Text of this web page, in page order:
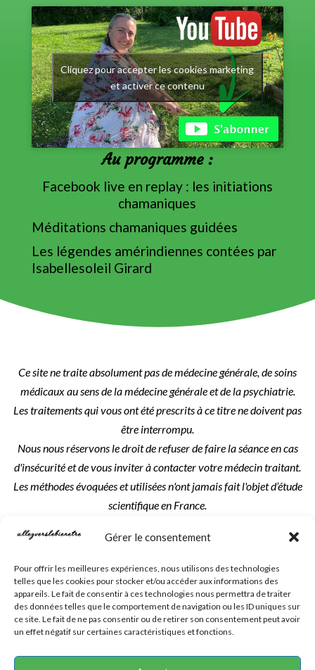
Gérer le consentement
Pour offrir les meilleures expériences, nous utilisons des technologies
telles que les cookies pour stocker et/ou accéder aux informations des
appareils. Le fait de consentir à ces technologies nous permettra de traiter
des données telles que le comportement de navigation ou les ID uniques sur
ce site. Le fait de ne pas consentir ou de retirer son consentement peut avoir
un effet négatif sur certaines caractéristiques et fonctions.
Cliquez pour accepter les cookies marketing
et activer ce contenu
Au programme :
Facebook live en replay : les initiations
chamaniques
Méditations chamaniques guidées
Les légendes amérindiennes contées par
Isabellesoleil Girard
Ce site ne traite absolument pas de médecine générale, de soins
médicaux au sens de la médecine générale et de la psychiatrie.
Les traitements qui vous ont été prescrits à ce titre ne doivent pas
être interrompu.
Nous nous réservons le droit de refuser de faire la séance en cas
d'insécurité et de vous inviter à contacter votre médecin traitant.
Les méthodes évoquées et utilisées n'ont jamais fait l'objet d’étude
scientifique en France.
propriété exclusive de l'auteur indiqué, du créateur du site ou de :
Allezverslebienetre et Isabelle Girard.